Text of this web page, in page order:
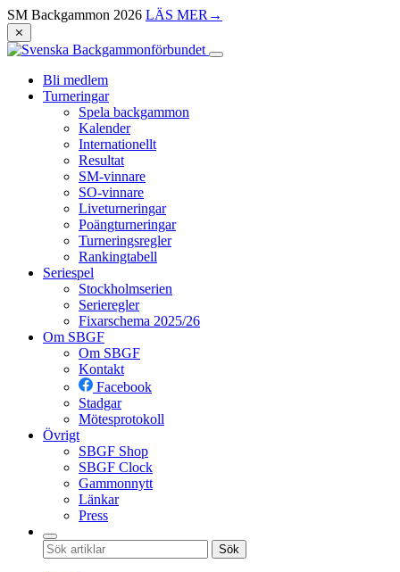
SM Backgammon 2026 LÄS MER →
⨯
Bli medlem
Turneringar
Spela backgammon
Kalender
Internationellt
Resultat
SM-vinnare
SO-vinnare
Liveturneringar
Poängturneringar
Turneringsregler
Rankingtabell
Seriespel
Stockholmserien
Serieregler
Fixarschema 2025/26
Om SBGF
Om SBGF
Kontakt
Facebook
Stadgar
Mötesprotokoll
Övrigt
SBGF Shop
SBGF Clock
Gammonnytt
Länkar
Press
Sök